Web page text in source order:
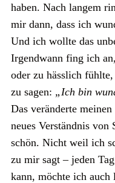
haben. Nach langem
mir dann, dass ich
Und ich wollte das
Irgendwann fing ich
oder zu hässlich
zu sagen: „Ich bin
Das veränderte
neues Verständnis
schön. Nicht weil ich
zu mir sagt – jeden
kann, möchte ich